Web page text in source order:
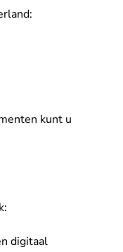
kunt u
digitaal